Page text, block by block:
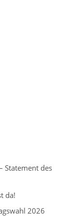
Statement des
da!
2026